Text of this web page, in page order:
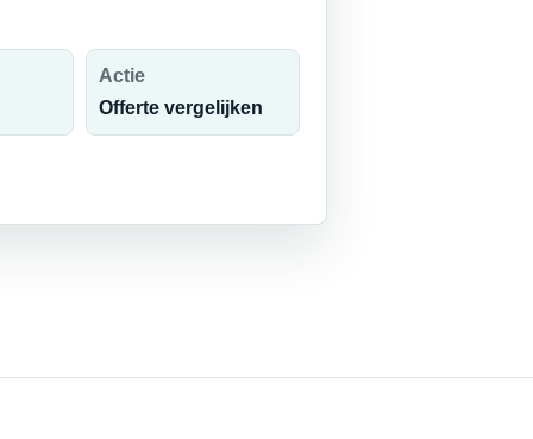
Actie
Offerte vergelijken